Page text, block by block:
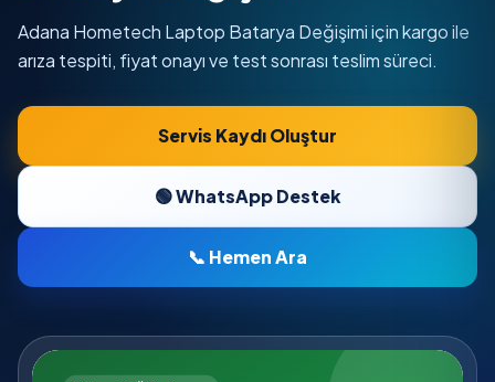
Adana Hometech Laptop Batarya Değişimi için kargo ile
arıza tespiti, fiyat onayı ve test sonrası teslim süreci.
Servis Kaydı Oluştur
🟢 WhatsApp Destek
📞 Hemen Ara